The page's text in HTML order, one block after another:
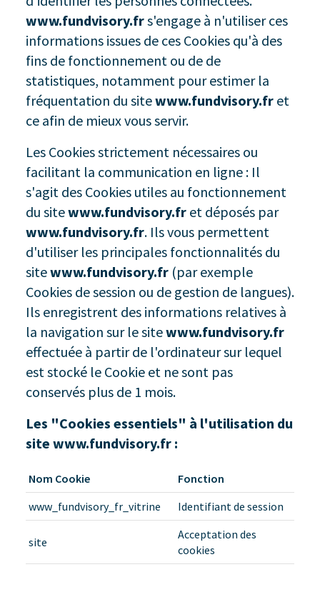
www.fundvisory.frs'engage à n'utiliser ces
informations issues de ces Cookies qu'à des
fins de fonctionnement ou de de
statistiques, notamment pour estimer la
fréquentation du sitewww.fundvisory.fr et
ce afin de mieux vous servir.
Les Cookies strictement nécessaires ou
facilitant la communication en ligne : Il
s'agit des Cookies utiles au fonctionnement
du sitewww.fundvisory.fr et déposés par
www.fundvisory.fr. Ils vous permettent
d'utiliser les principales fonctionnalités du
sitewww.fundvisory.fr (par exemple
Cookies de session ou de gestion de langues).
Ils enregistrent des informations relatives à
la navigation sur le sitewww.fundvisory.fr
effectuée à partir de l'ordinateur sur lequel
est stocké le Cookie et ne sont pas
conservés plus de 1 mois.
Les "Cookies essentiels" à l'utilisation du
site www.fundvisory.fr :
Nom Cookie
Fonction
www_fundvisory_fr_vitrine
Identifiant de session
site
Acceptation des
cookies